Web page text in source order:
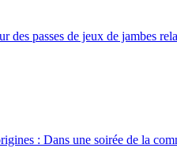
passes de jeux de jambes
: Dans une soirée de la